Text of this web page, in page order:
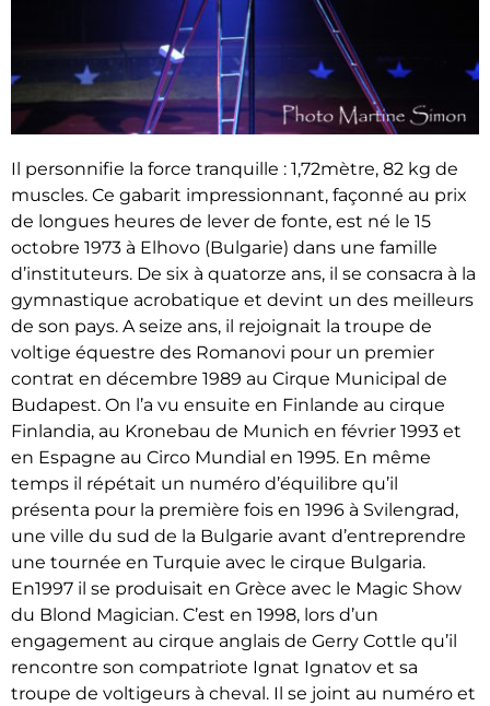
Il personnifie la force tranquille : 1,72mètre, 82 kg de
muscles. Ce gabarit impressionnant, façonné au prix
de longues heures de lever de fonte, est né le 15
octobre 1973 à Elhovo (Bulgarie) dans une famille
d’instituteurs. De six à quatorze ans, il se consacra à la
gymnastique acrobatique et devint un des meilleurs
de son pays. A seize ans, il rejoignait la troupe de
voltige équestre des Romanovi pour un premier
contrat en décembre 1989 au Cirque Municipal de
Budapest. On l’a vu ensuite en Finlande au cirque
Finlandia, au Kronebau de Munich en février 1993 et
en Espagne au Circo Mundial en 1995. En même
temps il répétait un numéro d’équilibre qu’il
présenta pour la première fois en 1996 à Svilengrad,
une ville du sud de la Bulgarie avant d’entreprendre
une tournée en Turquie avec le cirque Bulgaria.
En1997 il se produisait en Grèce avec le Magic Show
du Blond Magician. C’est en 1998, lors d’un
engagement au cirque anglais de Gerry Cottle qu’il
rencontre son compatriote Ignat Ignatov et sa
troupe de voltigeurs à cheval. Il se joint au numéro et